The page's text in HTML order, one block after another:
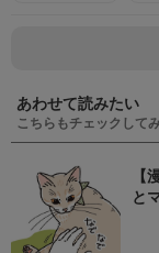
あわせて読みたい
こちらもチェックして
と